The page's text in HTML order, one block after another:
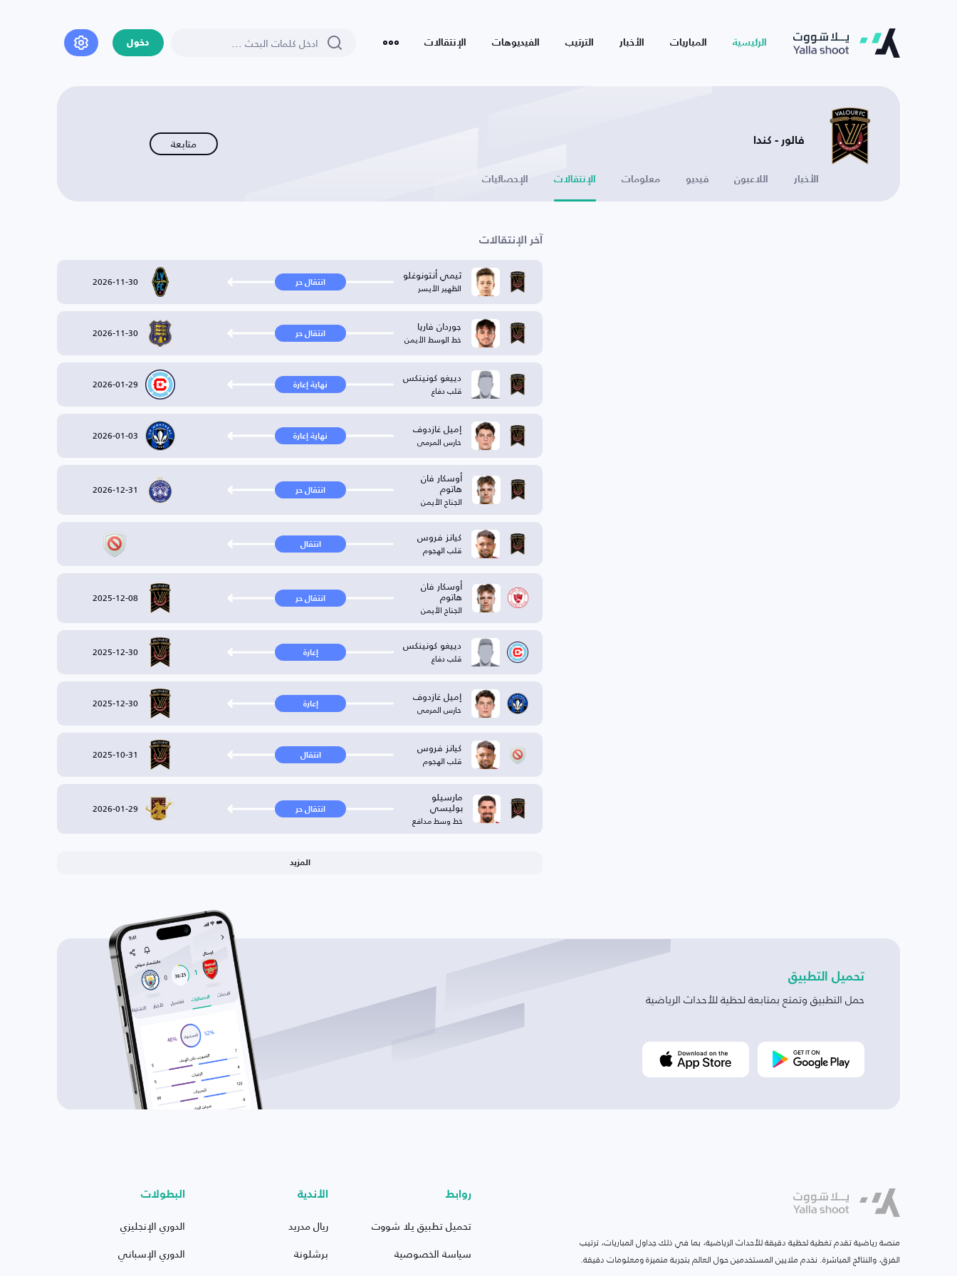
الرئيسية المباريات الأخبار الترتيب الفيديوهات الإنتقالات دخول
فالور - كندا متابعة
الأخبار اللاعبون فيديو معلومات الإنتقالات الإحصائيات
آخر الإنتقالات
ثيمي أنتونوغلو
الظهير الأيسر انتقال حر 2026-11-30
جوردان فاريا
خط الوسط الأيمن انتقال حر 2026-11-30
دييغو كونينكس
قلب دفاع نهاية إعارة 2026-01-29
إميل غازدوف
حارس المرمى نهاية إعارة 2026-01-03
أوسكار فان
هاتوم
الجناح الأيمن
انتقال حر 2026-12-31
كيانز فروس
قلب الهجوم انتقال
أوسكار فان
هاتوم
الجناح الأيمن
انتقال حر 2025-12-08
دييغو كونينكس
قلب دفاع إعارة 2025-12-30
إميل غازدوف
حارس المرمى إعارة 2025-12-30
كيانز فروس
قلب الهجوم انتقال 2025-10-31
مارسيلو
بوليسي
خط وسط مدافع
انتقال حر 2026-01-29
المزيد
تحميل التطبيق
حمل التطبيق وتمتع بمتابعة لحظية للأحداث الرياضية
منصة رياضية تقدم تغطية لحظية دقيقة للأحداث الرياضية، بما في ذلك جداول المباريات، ترتيب
الفرق، والنتائج المباشرة. نخدم ملايين المستخدمين حول العالم بتجربة متميزة ومعلومات دقيقة.
روابط
تحميل تطبيق يلا شووت
سياسة الخصوصية
الأندية
ريال مدريد
برشلونة
البطولات
الدوري الإنجليزي
الدوري الإسباني